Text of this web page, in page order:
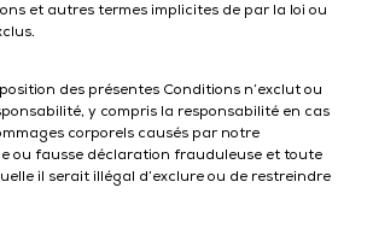
et autres termes implicites de par la loi ou
des présentes Conditions n’exclut ou
y compris la responsabilité en cas
corporels causés par notre
ou fausse déclaration frauduleuse et toute
il serait illégal d’exclure ou de restreindre